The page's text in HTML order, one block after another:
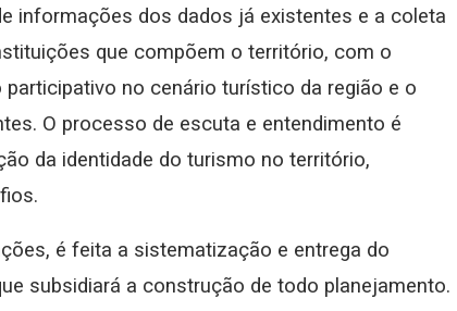
informações dos dados já existentes e a coleta
que compõem o território, com o
no cenário turístico da região e o
O processo de escuta e entendimento é
da identidade do turismo no território,
é feita a sistematização e entrega do
subsidiará a construção de todo planejamento.